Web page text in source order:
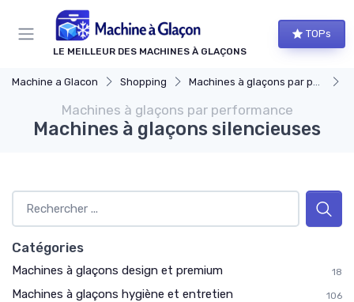
LE MEILLEUR DES MACHINES À GLAÇONS
TOPs
Machine a Glacon Shopping Machines à glaçons par performance
Machines à glaçons par performance
Machines à glaçons silencieuses
Catégories
Machines à glaçons design et premium 18
Machines à glaçons hygiène et entretien 106
Panneau de gestion des cookies